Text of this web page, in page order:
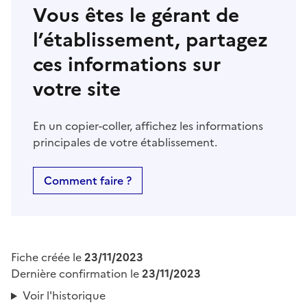
Vous êtes le gérant de
l’établissement, partagez
ces informations sur
votre site
En un copier-coller, affichez les informations
principales de votre établissement.
Comment faire ?
Fiche créée le23/11/2023
Dernière confirmation le23/11/2023
Voir l'historique